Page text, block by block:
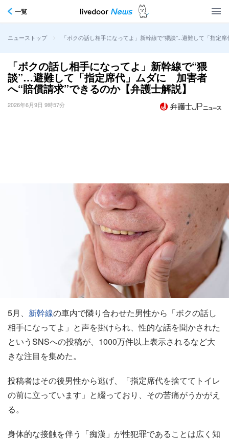
一覧
ニューストップ > 「ボクの話し相手になってよ」新幹線で“猥談”…避難して「指
「ボクの話し相手になってよ」新幹線で“猥
談”…避難して「指定席代」ムダに 加害者
へ“賠償請求”できるのか【弁護士解説】
2026年6月9日 9時57分
5月、 新幹線の車内で隣り合わせた男性から「ボクの話し
相手になってよ」と声を掛けられ、性的な話を聞かされた
というSNSへの投稿が、1000万件以上表示されるなど大
きな注目を集めた。
投稿者はその後男性から逃げ、「指定席代を捨ててトイレ
の前に立っています」と綴っており、その苦痛がうかがえ
る。
身体的な接触を伴う「痴漢」が性犯罪であることは広く知